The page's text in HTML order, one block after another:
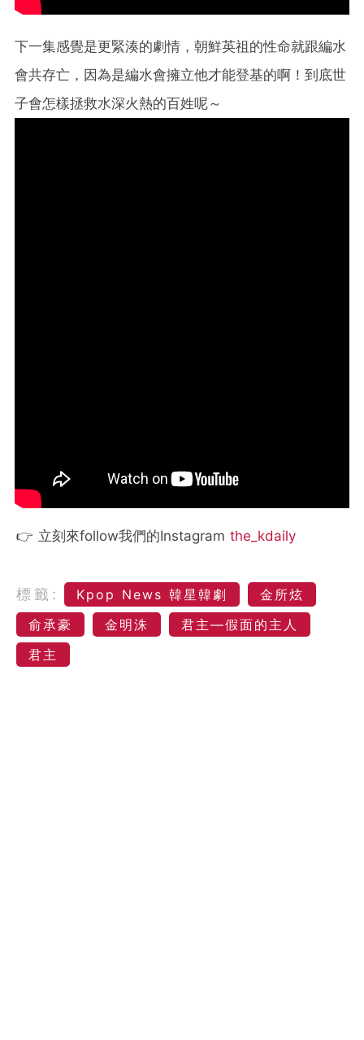
下一集感覺是更緊湊的劇情，朝鮮英祖的性命就跟編水
會共存亡，因為是編水會擁立他才能登基的啊！到底世
子會怎樣拯救水深火熱的百姓呢～
👉 立刻來follow我們的Instagram the_kdaily
標籤: Kpop News 韓星韓劇
金所炫
俞承豪
金明洙
君主—假面的主人
君主